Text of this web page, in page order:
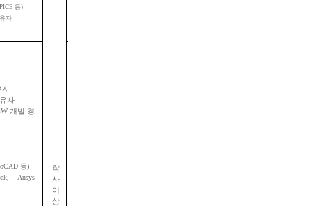
등)
자
학
사
이
상
자
자
개발 경
등)
Ansys